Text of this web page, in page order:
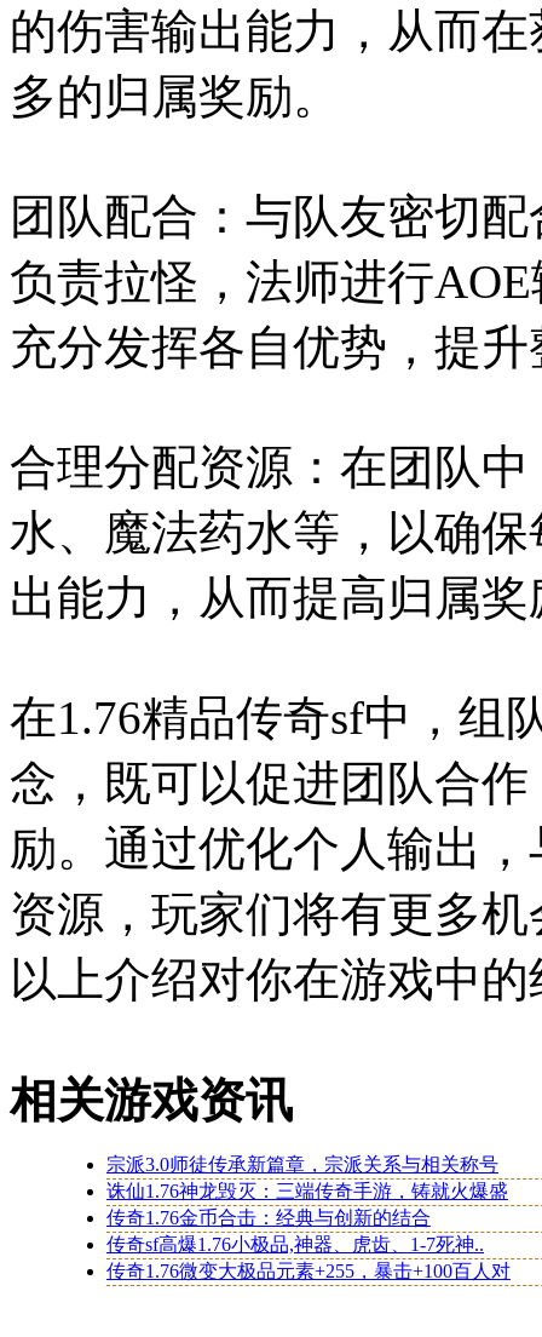
的伤害输出能力，从而
多的归属奖励。
团队配合：与队友密切
负责拉怪，法师进行
充分发挥各自优势，提
合理分配资源：在团队
水、魔法药水等，以确
出能力，从而提高归属
在1.76精品传奇sf中，组
念，既可以促进团队合
励。通过优化个人输出
资源，玩家们将有更多
以上介绍对你在游戏中
相关游戏资讯
宗派3.0师徒传承新篇章，宗派关系与相关称号
诛仙1.76神龙毁灭：三端传奇手游，铸就火爆盛
传奇1.76金币合击：经典与创新的结合
传奇sf高爆1.76小极品,神器、虎齿、1-7死神..
传奇1.76微变大极品元素+255，暴击+100百人对